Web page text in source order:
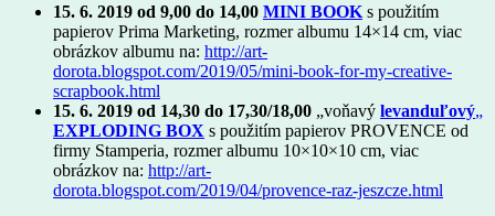
15. 6. 2019 od 9,00 do 14,00 MINI BOOK s použitím
papierov Prima Marketing, rozmer albumu 14×14 cm, viac
obrázkov albumu na: http://art-
dorota.blogspot.com/2019/05/mini-book-for-my-creative-
scrapbook.html
15. 6. 2019 od 14,30 do 17,30/18,00 „voňavý levanduľový„
EXPLODING BOX s použitím papierov PROVENCE od
firmy Stamperia, rozmer albumu 10×10×10 cm, viac
obrázkov na: http://art-
dorota.blogspot.com/2019/04/provence-raz-jeszcze.html